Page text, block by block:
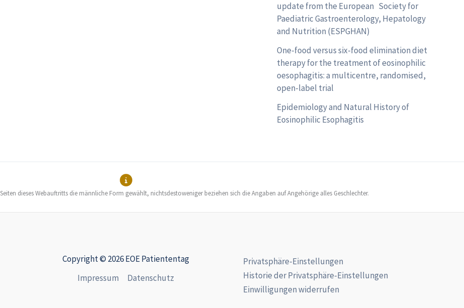
update from the European Society for
Paediatric Gastroenterology, Hepatology
and Nutrition (ESPGHAN)
One-food versus six-food elimination diet
therapy for the treatment of eosinophilic
oesophagitis: a multicentre, randomised,
open-label trial
Epidemiology and Natural History of
Eosinophilic Esophagitis
dieses Webauftritts die männliche Form gewählt, nichtsdestoweniger beziehen sich die Angaben auf Angehörige alles Geschlechter.
Copyright © 2026 EOE Patiententag
Impressum
Datenschutz
Privatsphäre-Einstellungen
Historie der Privatsphäre-Einstellungen
Einwilligungen widerrufen